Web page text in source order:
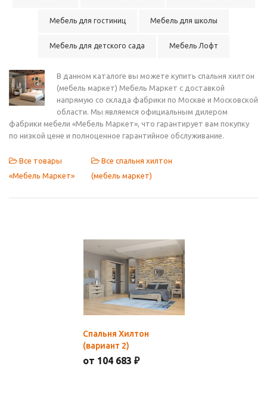
Мебель для гостиниц Мебель для школы
Мебель для детского сада Мебель Лофт
В данном каталоге вы можете купить спальня хилтон
(мебель маркет) Мебель Маркет с доставкой
напрямую со склада фабрики по Москве и Московской
области. Мы являемся официальным дилером
фабрики мебели «Мебель Маркет», что гарантирует вам покупку
по низкой цене и полноценное гарантийное обслуживание.
Все товары
«Мебель Маркет»
Все спальня хилтон
(мебель маркет)
Спальня Хилтон
(вариант 2)
от 104 683 ₽